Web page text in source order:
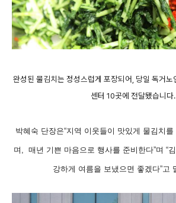
완성된 물김치는 정성스럽게 포장되어, 당일 독거
센터 10곳에 전달됐습니다.
박혜숙 단장은“지역 이웃들이 맛있게 물김치
며 매년 기쁜 마음으로 행사를 준비한다”며 “
강하게 여름을 보냈으면 좋겠다”고